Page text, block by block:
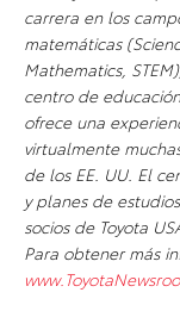
carrera en los
matemáticas
Mathematics,
centro de
ofrece una
virtualmente
de los EE. UU. El
y planes de
socios de Toyota
Para obtener más